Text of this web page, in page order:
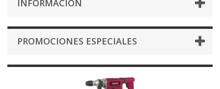
INFORMACIÓN
PROMOCIONES ESPECIALES